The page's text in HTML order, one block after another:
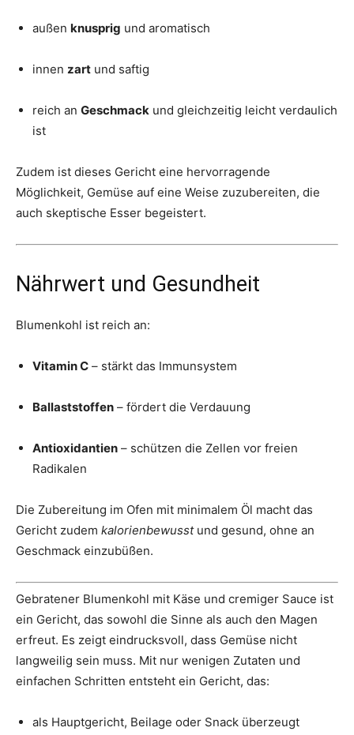
außen knusprig und aromatisch
innen zart und saftig
reich an Geschmack und gleichzeitig leicht verdaulich
ist
Zudem ist dieses Gericht eine hervorragende
Möglichkeit, Gemüse auf eine Weise zuzubereiten, die
auch skeptische Esser begeistert.
Nährwert und Gesundheit
Blumenkohl ist reich an:
Vitamin C – stärkt das Immunsystem
Ballaststoffen – fördert die Verdauung
Antioxidantien – schützen die Zellen vor freien
Radikalen
Die Zubereitung im Ofen mit minimalem Öl macht das
Gericht zudem kalorienbewusstund gesund, ohne an
Geschmack einzubüßen.
Gebratener Blumenkohl mit Käse und cremiger Sauce ist
ein Gericht, das sowohl die Sinne als auch den Magen
erfreut. Es zeigt eindrucksvoll, dass Gemüse nicht
langweilig sein muss. Mit nur wenigen Zutaten und
einfachen Schritten entsteht ein Gericht, das:
als Hauptgericht, Beilage oder Snack überzeugt